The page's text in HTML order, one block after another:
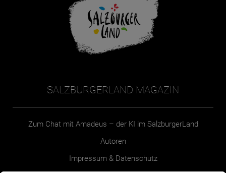
SALZBURGERLAND MAGAZIN
Zum Chat mit Amadeus – der KI im SalzburgerLand
Autoren
Impressum & Datenschutz